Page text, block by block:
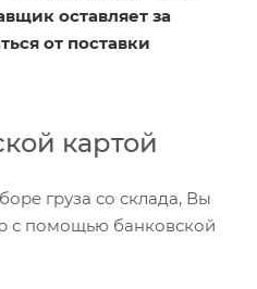
оставляет за
от поставки
картой
груза со склада, Вы
с помощью банковской